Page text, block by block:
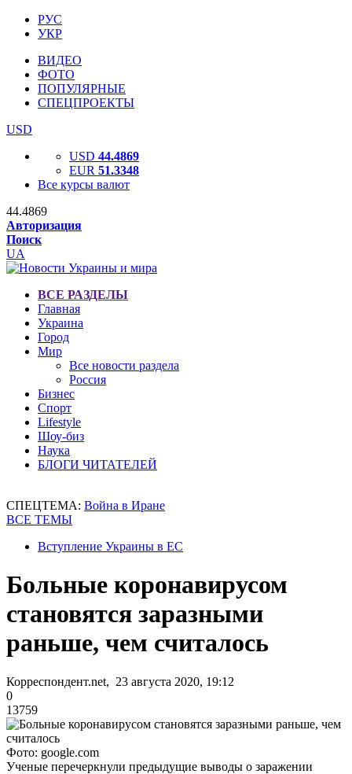
РУС
УКР
ВИДЕО
ФОТО
ПОПУЛЯРНЫЕ
СПЕЦПРОЕКТЫ
USD
USD 44.4869
EUR 51.3348
Все курсы валют
44.4869
Авторизация
Поиск
UA
ВСЕ РАЗДЕЛЫ
Главная
Украина
Город
Мир
Все новости раздела
Россия
Бизнес
Спорт
Lifestyle
Шоу-биз
Наука
БЛОГИ ЧИТАТЕЛЕЙ
СПЕЦТЕМА: Война в Иране
ВСЕ ТЕМЫ
Вступление Украины в ЕС
Больные коронавирусом
становятся заразными
раньше, чем считалось
Корреспондент.net, 23 августа 2020, 19:12
0
13759
Фото: google.com
Ученые перечеркнули предыдущие выводы о заражении